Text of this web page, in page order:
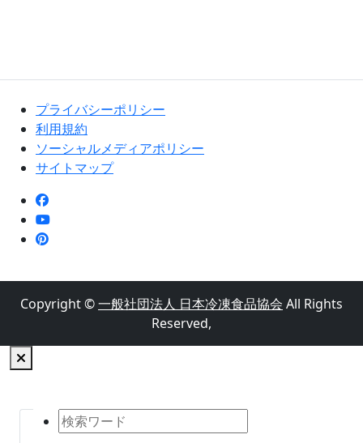
プライバシーポリシー
利用規約
ソーシャルメディアポリシー
サイトマップ
Copyright ©一般社団法人 日本冷凍食品協会 All Rights
Reserved,